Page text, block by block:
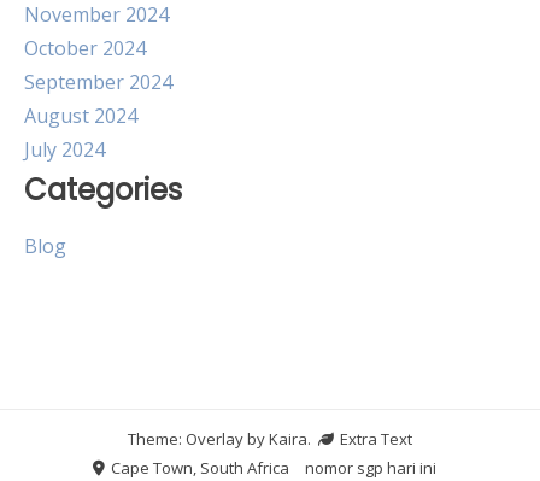
November 2024
October 2024
September 2024
August 2024
July 2024
Categories
Blog
Theme: Overlay byKaira.
Extra Text
Cape Town, South Africa
nomor sgp hari ini